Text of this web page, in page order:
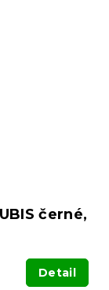
černé,
Detail